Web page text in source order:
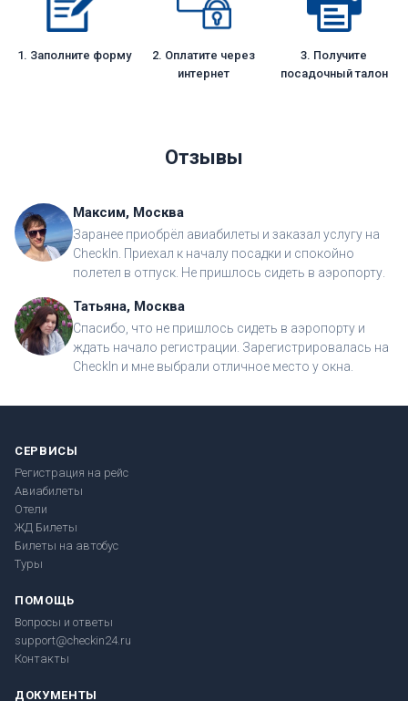
1. Заполните форму
2. Оплатите через
интернет
3. Получите
посадочный талон
Отзывы
Максим, Москва
Заранее приобрёл авиабилеты и заказал услугу на
CheckIn. Приехал к началу посадки и спокойно
полетел в отпуск. Не пришлось сидеть в аэропорту.
Татьяна, Москва
Спасибо, что не пришлось сидеть в аэропорту и
ждать начало регистрации. Зарегистрировалась на
CheckIn и мне выбрали отличное место у окна.
СЕРВИСЫ
Регистрация на рейс
Авиабилеты
Отели
ЖД Билеты
Билеты на автобус
Туры
ПОМОЩЬ
Вопросы и ответы
support@checkin24.ru
Контакты
ДОКУМЕНТЫ